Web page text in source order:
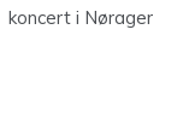
koncert i Nørager